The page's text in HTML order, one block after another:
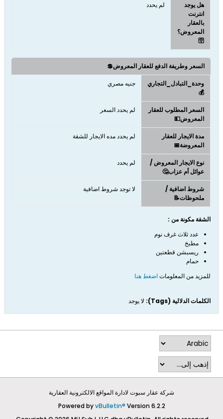
هل يوجد
انترنت
بالعقار
المعروض؟
🛜
لم يحدد
السعر وطريفة الدفع للعقار المعروض💲
وحدة_التبادل_التجاري
💰
جنيه مصري
السعر المطلوب للعقار
المعروض💵
لم يحدد السعر
مدة الايجار للعقار
المعروضة📅
لم يحدد مده الايجار للشقة
نوع الايجار المعروض /
عوائل أم عزاب🤔
لم يحدد
شروط اضافية /
ملحوظات📝
لا توجد شروط اضافية
الشقة مكونة من :
عدد ثلاث غرف نوم
مطبخ
ريسبشن قطعتين
حمام
للمزيد من المعلوماتاضغط هنا
الكلمات الدلالية (Tags): لا يوجد
شركة عقار سبوت لادارة المواقع الالكترونية العقارية
Powered byvBulletin® Version 6.2.2